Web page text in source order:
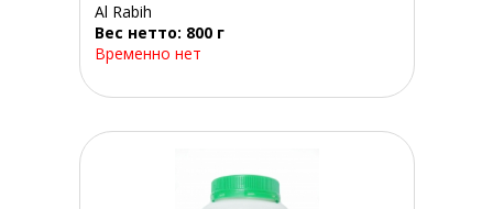
Al Rabih
Вес нетто: 800 г
Временно нет